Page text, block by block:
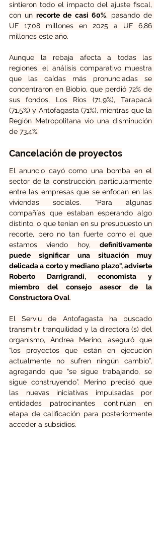
sintieron todo el impacto del ajuste fiscal,
con un recorte de casi 60%, pasando de
UF 17,08 millones en 2025 a UF 6,86
millones este año.
Aunque la rebaja afecta a todas las
regiones, el análisis comparativo muestra
que las caídas más pronunciadas se
concentraron en Biobío, que perdió 72% de
sus fondos, Los Ríos (71,9%), Tarapacá
(71,5%) y Antofagasta (71%), mientras que la
Región Metropolitana vio una disminución
de 73,4%.
Cancelación de proyectos
El anuncio cayó como una bomba en el
sector de la construcción, particularmente
entre las empresas que se enfocan en las
viviendas sociales. "Para algunas
compañías que estaban esperando algo
distinto, o que tenían en su presupuesto un
recorte, pero no tan fuerte como el que
estamos viendo hoy, definitivamente
puede significar una situación muy
delicada a corto y mediano plazo", advierte
Roberto Darrigrandi, economista y
miembro del consejo asesor de la
Constructora Oval.
El Serviu de Antofagasta ha buscado
transmitir tranquilidad y la directora (s) del
organismo, Andrea Merino, aseguró que
“los proyectos que están en ejecución
actualmente no sufren ningún cambio”,
agregando que “se sigue trabajando, se
sigue construyendo”. Merino precisó que
las nuevas iniciativas impulsadas por
entidades patrocinantes continúan en
etapa de calificación para posteriormente
acceder a subsidios.